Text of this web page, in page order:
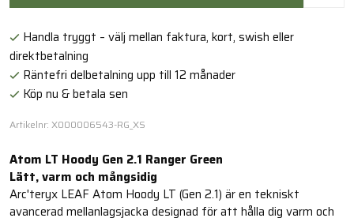
Handla tryggt – välj mellan faktura, kort, swish eller
direktbetalning
Räntefri delbetalning upp till 12 månader
Köp nu & betala sen
Artikelnr: X000006543-RG_XS
Atom LT Hoody Gen 2.1 Ranger Green
Lätt, varm och mångsidig
Arc'teryx LEAF Atom Hoody LT (Gen 2.1) är en tekniskt
avancerad mellanlagsjacka designad för att hålla dig varm och